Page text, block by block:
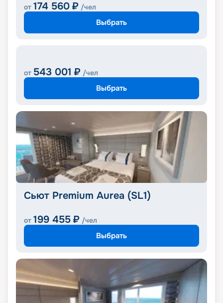
от 174 560 ₽ /чел
Выбрать
от 543 001 ₽ /чел
Выбрать
Сьют Premium Aurea (SL1)
от 199 455 ₽ /чел
Выбрать